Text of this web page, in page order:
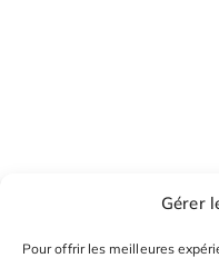
Gérer
Pour offrir les meilleures